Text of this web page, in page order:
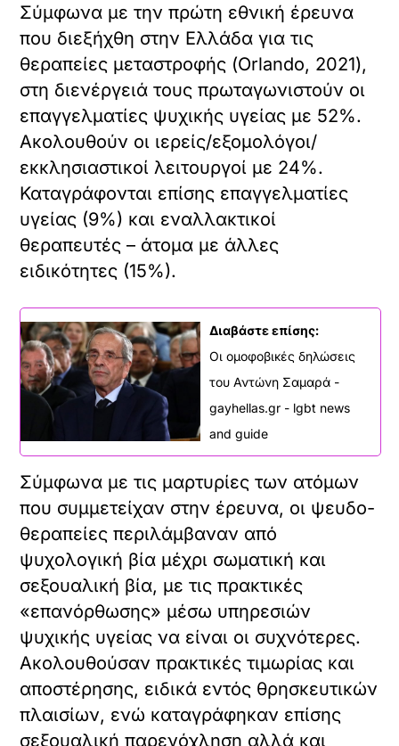
Σύμφωνα με την πρώτη εθνική έρευνα
που διεξήχθη στην Ελλάδα για τις
θεραπείες μεταστροφής (Orlando, 2021),
στη διενέργειά τους πρωταγωνιστούν οι
επαγγελματίες ψυχικής υγείας με 52%.
Ακολουθούν οι ιερείς/εξομολόγοι/
εκκλησιαστικοί λειτουργοί με 24%.
Καταγράφονται επίσης επαγγελματίες
υγείας (9%) και εναλλακτικοί
θεραπευτές – άτομα με άλλες
ειδικότητες (15%).
Διαβάστε επίσης:
Οι ομοφοβικές δηλώσεις
του Αντώνη Σαμαρά -
gayhellas.gr - lgbt news
and guide
Σύμφωνα με τις μαρτυρίες των ατόμων
που συμμετείχαν στην έρευνα, οι ψευδο-
θεραπείες περιλάμβαναν από
ψυχολογική βία μέχρι σωματική και
σεξουαλική βία, με τις πρακτικές
«επανόρθωσης» μέσω υπηρεσιών
ψυχικής υγείας να είναι οι συχνότερες.
Ακολουθούσαν πρακτικές τιμωρίας και
αποστέρησης, ειδικά εντός θρησκευτικών
πλαισίων, ενώ καταγράφηκαν επίσης
σεξουαλική παρενόχληση αλλά και